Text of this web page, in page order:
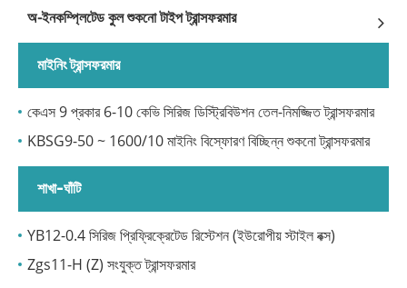
অ-ইনকম্প্লিটেড কুল শুকনো টাইপ ট্রান্সফরমার
মাইনিং ট্রান্সফরমার
কেএস 9 প্রকার 6-10 কেভি সিরিজ ডিস্ট্রিবিউশন তেল-নিমজ্জিত ট্রান্সফরমার
KBSG9-50 ~ 1600/10 মাইনিং বিস্ফোরণ বিচ্ছিন্ন শুকনো ট্রান্সফরমার
শাখা-ঘাঁটি
YB12-0.4 সিরিজ প্রিফ্রিক্রেটেড রিস্টেশন (ইউরোপীয় স্টাইল বক্স)
Zgs11-H (Z) সংযুক্ত ট্রান্সফরমার